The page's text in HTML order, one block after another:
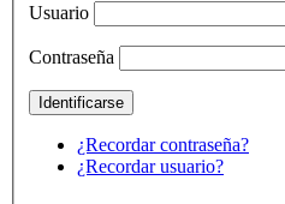
Usuario
Contraseña
¿Recordar contraseña?
¿Recordar usuario?